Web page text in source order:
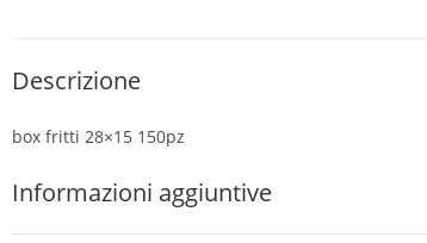
Descrizione
box fritti 28×15 150pz
Informazioni aggiuntive